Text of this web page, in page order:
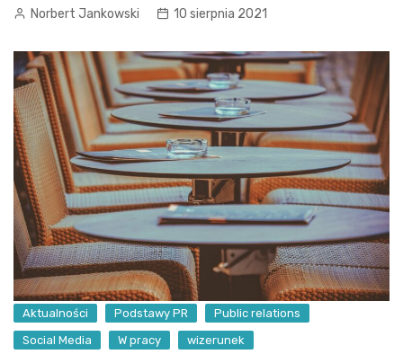
Norbert Jankowski 10 sierpnia 2021
Aktualności Podstawy PR
Public relations
Social Media
W pracy wizerunek